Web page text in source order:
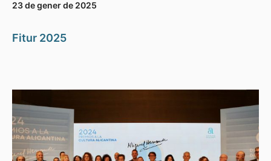
23 de gener de 2025
Fitur 2025